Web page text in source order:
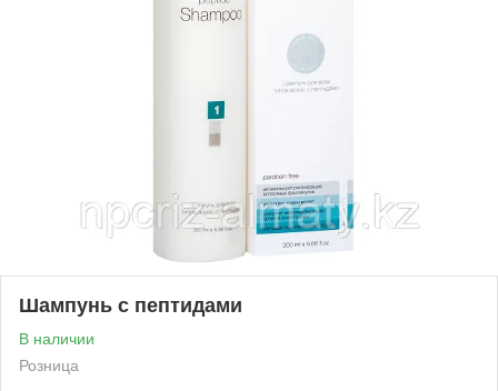
Шампунь с пептидами
В наличии
Розница